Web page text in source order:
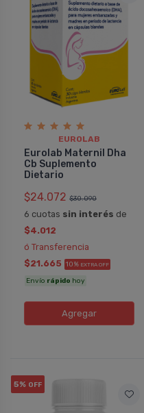
EUROLAB
Eurolab Maternil Dha
Cb Suplemento
Dietario
$24.072 $30.090
6 cuotas sin interés de
$4.012
ó Transferencia
$21.665 10% EXTRA OFF
Envío rápido hoy
Agregar
5% OFF